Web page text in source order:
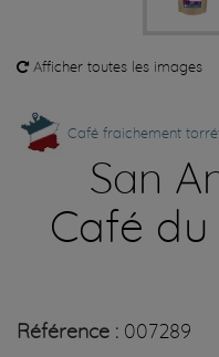
Afficher toutes les images
Café fraichement
San
Café
Référence : 007289